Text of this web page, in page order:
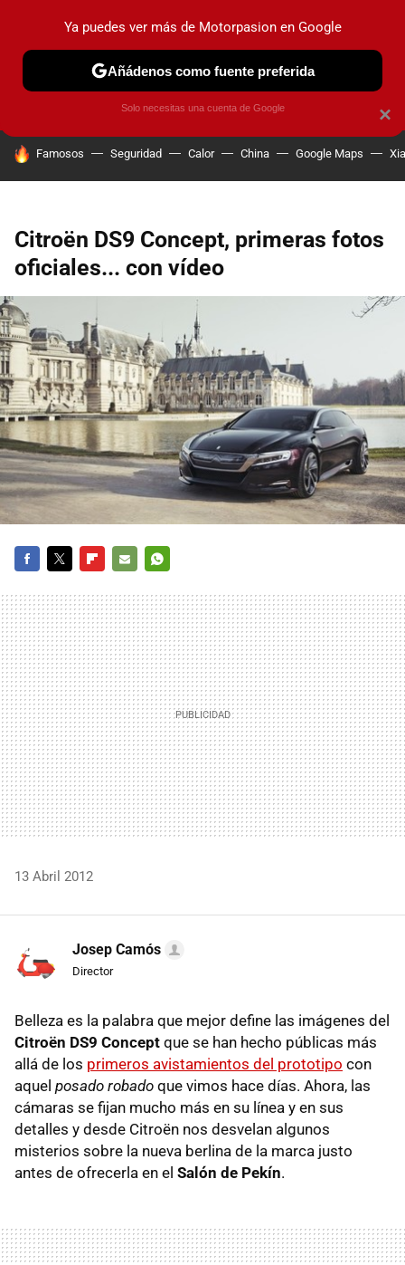
PRUEBAS COCHES ELÉCTRICOS OBSERVATORIO
HOY SE HABLA DE
Famosos Seguridad Calor China Google Maps
Citroën DS9 Concept, primeras fotos
oficiales... con vídeo
MAIL
13 Abril 2012
Josep Camós
Director
Belleza es la palabra que mejor define las imágenes del
Citroën DS9 Concept que se han hecho públicas más
allá de los primeros avistamientos del prototipo con
aquel posado robado que vimos hace días. Ahora, las
cámaras se fijan mucho más en su línea y en sus
detalles y desde Citroën nos desvelan algunos
misterios sobre la nueva berlina de la marca justo
antes de ofrecerla en el Salón de Pekín.
×
Ya puedes ver más de Motorpasion en Google
Añádenos como fuente preferida
Solo necesitas una cuenta de Google